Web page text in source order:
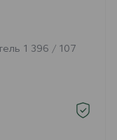
1 396 / 107